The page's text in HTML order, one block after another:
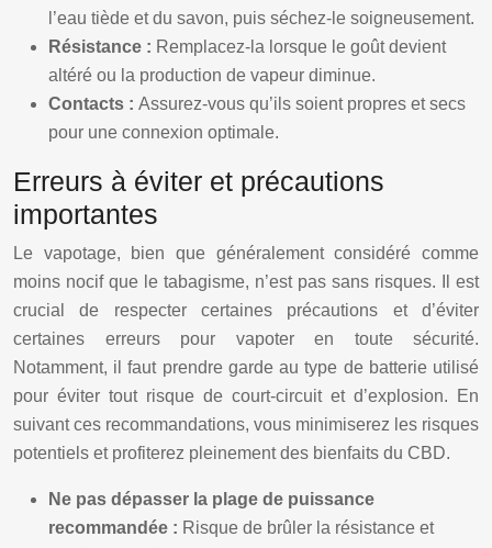
l’eau tiède et du savon, puis séchez-le soigneusement.
Résistance : Remplacez-la lorsque le goût devient
altéré ou la production de vapeur diminue.
Contacts : Assurez-vous qu’ils soient propres et secs
pour une connexion optimale.
Erreurs à éviter et précautions
importantes
Le vapotage, bien que généralement considéré comme
moins nocif que le tabagisme, n’est pas sans risques. Il est
crucial de respecter certaines précautions et d’éviter
certaines erreurs pour vapoter en toute sécurité.
Notamment, il faut prendre garde au type de batterie utilisé
pour éviter tout risque de court-circuit et d’explosion. En
suivant ces recommandations, vous minimiserez les risques
potentiels et profiterez pleinement des bienfaits du CBD.
Ne pas dépasser la plage de puissance
recommandée : Risque de brûler la résistance et